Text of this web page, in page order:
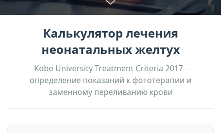
Калькулятор лечения
неонатальных желтух
Kobe University Treatment Criteria 2017 -
определение показаний к фототерапии и
заменному переливанию крови